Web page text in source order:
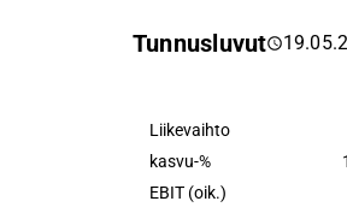
riskivakuutuksen.
Tunnusluvut
Liikevaihto
kasvu-%
EBIT (oik.)